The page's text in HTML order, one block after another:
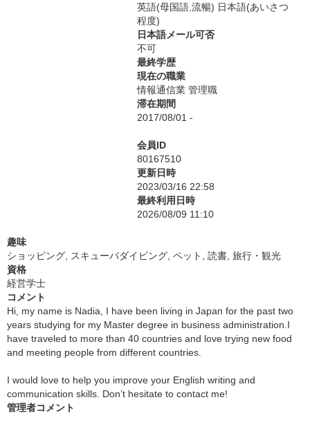
英語(母国語,流暢) 日本語(あいさつ
程度)
日本語メール可否
不可
最終学歴
現在の職業
情報通信業 管理職
滞在期間
2017/08/01 -
会員ID
80167510
更新日時
2023/03/16 22:58
最終利用日時
2026/08/09 11:10
趣味
ショッピング, スキューバダイビング, ペット, 読書, 旅行・観光
資格
経営学士
コメント
Hi, my name is Nadia, I have been living in Japan for the past two
years studying for my Master degree in business administration.I
have traveled to more than 40 countries and love trying new food
and meeting people from different countries.
I would love to help you improve your English writing and
communication skills. Don’t hesitate to contact me!
管理者コメント